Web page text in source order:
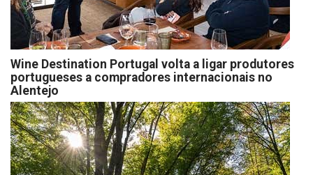
Wine Destination Portugal volta a ligar produtores
portugueses a compradores internacionais no
Alentejo